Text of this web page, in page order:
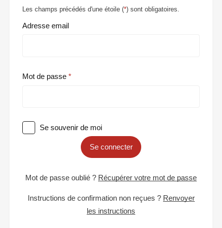
Les champs précédés d'une étoile (*) sont obligatoires.
Adresse email
Mot de passe
Se souvenir de moi
Se connecter
Mot de passe oublié ? Récupérer votre mot de passe
Instructions de confirmation non reçues ? Renvoyer
les instructions